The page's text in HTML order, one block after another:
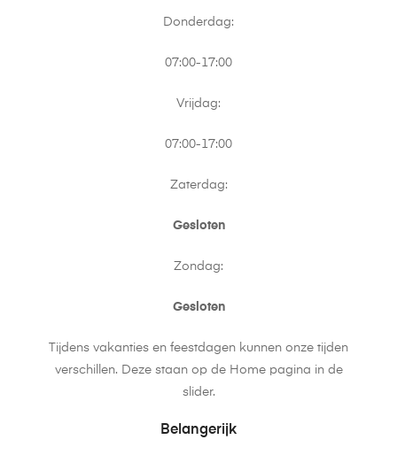
Donderdag:
07:00-17:00
Vrijdag:
07:00-17:00
Zaterdag:
Gesloten
Zondag:
Gesloten
Tijdens vakanties en feestdagen kunnen onze tijden
verschillen. Deze staan op de Home pagina in de
slider.
Belangerijk